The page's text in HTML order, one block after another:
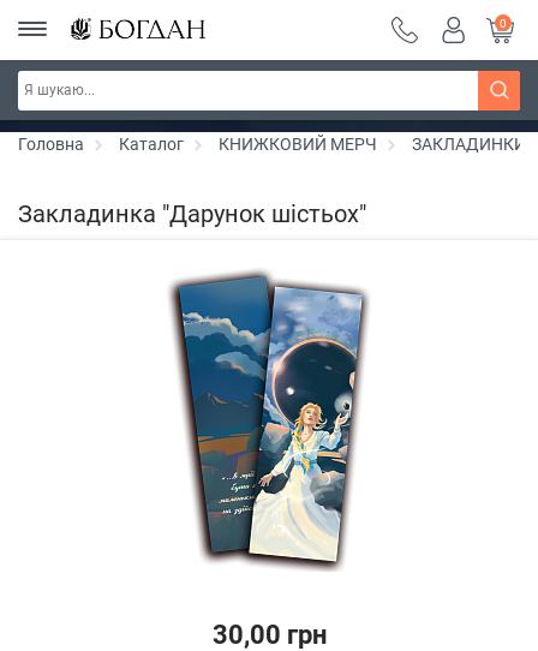
РОЗПРОДАЖ ~ 150 грн ~ 200 грн ~ 250 грн ~
300 грн ~ РОЗПРОДАЖ
Дізнатись більше
0
Головна Каталог КНИЖКОВИЙ МЕРЧ ЗАКЛАДИНКИ
Закладинка "Дарунок шістьох"
30,00 грн